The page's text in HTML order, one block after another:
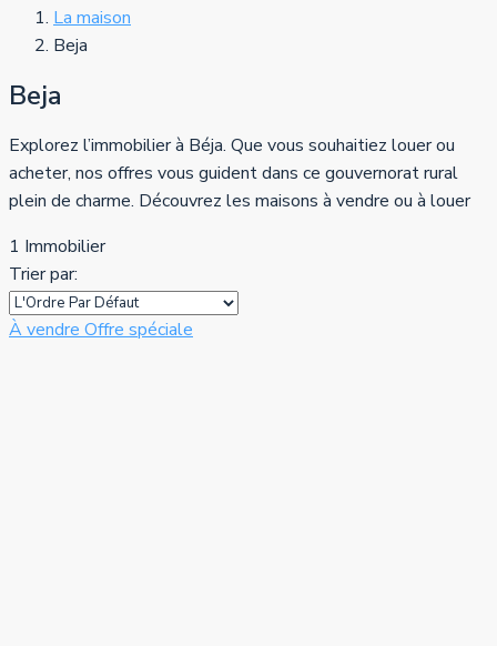
La maison
Beja
Beja
Explorez l’immobilier à Béja. Que vous souhaitiez louer ou
acheter, nos offres vous guident dans ce gouvernorat rural
plein de charme. Découvrez les maisons à vendre ou à louer
1 Immobilier
Trier par:
À vendre Offre spéciale